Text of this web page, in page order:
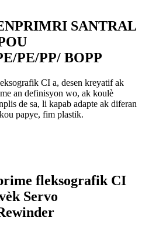
SANTRAL
PE/PP/ BOPP
CI a, desen kreyatif ak
an definisyon wo, ak koulè
de sa, li kapab adapte ak diferan
papye, fim plastik.
fleksografik CI
Servo